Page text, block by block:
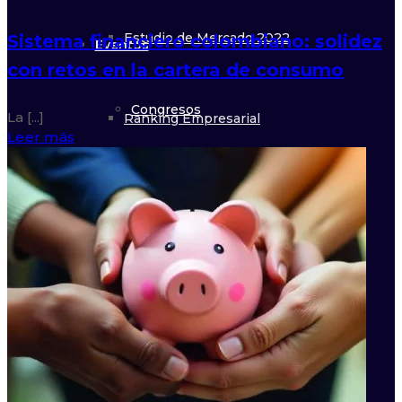
Eventos
Congresos
22° Congreso 2026
Encuentros
13° Encuentro 2024
Foros
Estudio de Mercado 2022
Ranking Empresarial
Consolidación
Rep. Internacional
Rep. Gubernamental
Sistema financiero colombiano: solidez
con retos en la cartera de consumo
La [...]
Leer más